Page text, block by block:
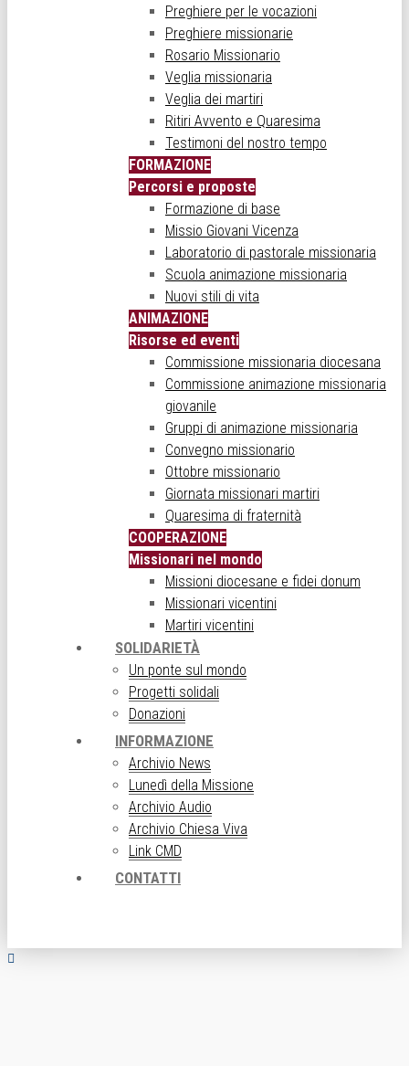
Preghiere per le vocazioni
Preghiere missionarie
Rosario Missionario
Veglia missionaria
Veglia dei martiri
Ritiri Avvento e Quaresima
Testimoni del nostro tempo
FORMAZIONE
Percorsi e proposte
Formazione di base
Missio Giovani Vicenza
Laboratorio di pastorale missionaria
Scuola animazione missionaria
Nuovi stili di vita
ANIMAZIONE
Risorse ed eventi
Commissione missionaria diocesana
Commissione animazione missionaria
giovanile
Gruppi di animazione missionaria
Convegno missionario
Ottobre missionario
Giornata missionari martiri
Quaresima di fraternità
COOPERAZIONE
Missionari nel mondo
Missioni diocesane e fidei donum
Missionari vicentini
Martiri vicentini
SOLIDARIETÀ
Un ponte sul mondo
Progetti solidali
Donazioni
INFORMAZIONE
Archivio News
Lunedì della Missione
Archivio Audio
Archivio Chiesa Viva
Link CMD
CONTATTI